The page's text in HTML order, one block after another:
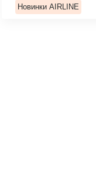
Новинки AIRLINE